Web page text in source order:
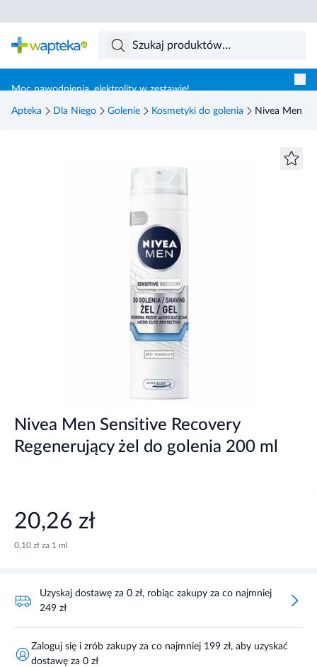
Moc nawodnienia, elektrolity w zestawie!
Apteka Dla Niego Golenie Kosmetyki do golenia Nivea Men
Nivea Men Sensitive Recovery
Regenerujący żel do golenia 200 ml
20,26 zł
0,10 zł za 1 ml
Uzyskaj dostawę za 0 zł, robiąc zakupy za co najmniej
249 zł
Zaloguj się i zrób zakupy za co najmniej 199 zł, aby uzyskać
dostawę za 0 zł